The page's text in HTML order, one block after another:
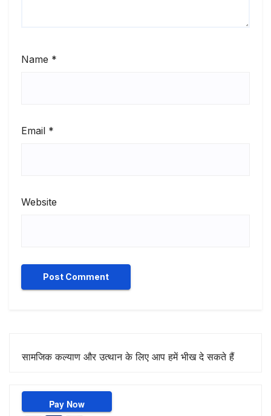
Name *
Email *
Website
सामजिक कल्याण और उत्थान के लिए आप हमें भीख दे सकते हैं